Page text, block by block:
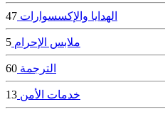
الهدايا والإكسسوارات 47
ملابس الإحرام 5
الترجمة 60
خدمات الأمن 13